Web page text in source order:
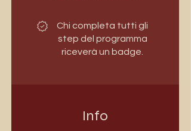
Chi completa tutti gli
step del programma
riceverà un badge.
Info